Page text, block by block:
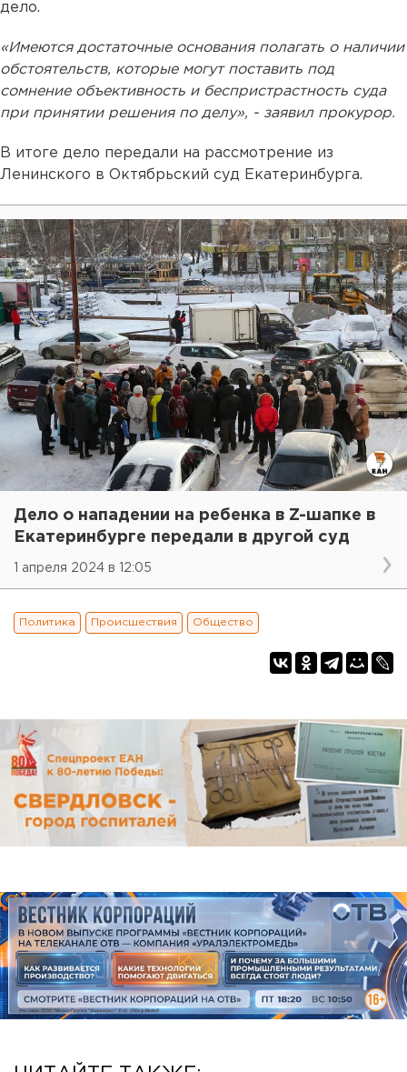
дело.
«Имеются достаточные основания полагать о наличии
обстоятельств, которые могут поставить под
сомнение объективность и беспристрастность суда
при принятии решения по делу», - заявил прокурор.
В итоге дело передали на рассмотрение из
Ленинского в Октябрьский суд Екатеринбурга.
Дело о нападении на ребенка в Z-шапке в
Екатеринбурге передали в другой суд
1 апреля 2024 в 12:05
Политика Происшествия Общество